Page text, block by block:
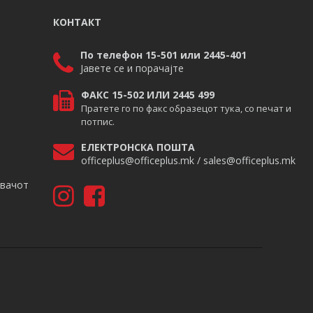
КОНТАКТ
По телефон 15-501 или 2445-401
Јавете се и порачајте
ФАКС 15-502 ИЛИ 2445 499
Пратете го по факс образецот тука, со печат и
потпис.
ЕЛЕКТРОНСКА ПОШТА
officeplus@officeplus.mk / sales@officeplus.mk